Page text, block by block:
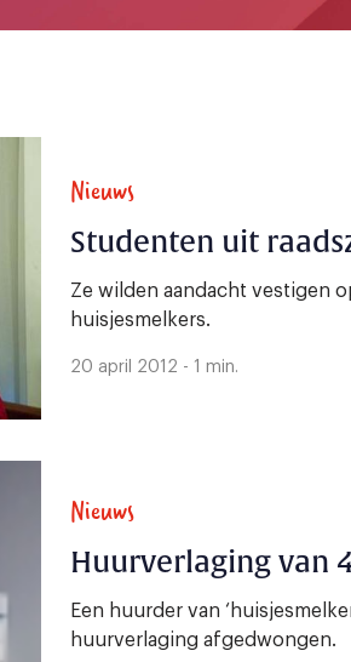
Nieuws
Studenten uit
Ze wilden aandacht vestigen
huisjesmelkers.
20 april 2012 - 1 min.
Nieuws
Huurverlaging van
Een huurder van
huurverlaging afgedwongen.